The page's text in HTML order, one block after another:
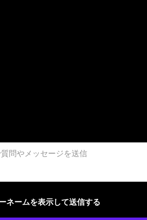
ネームを表示して送信する